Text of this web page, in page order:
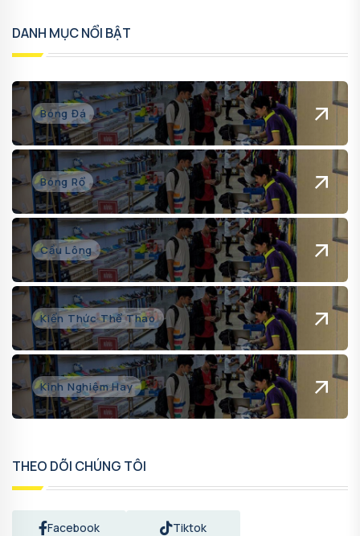
DANH MỤC NỔI BẬT
Bóng Đá
Bóng Rổ
Cầu Lông
Kiến Thức Thể Thao
Kinh Nghiệm Hay
THEO DÕI CHÚNG TÔI
Facebook Tiktok